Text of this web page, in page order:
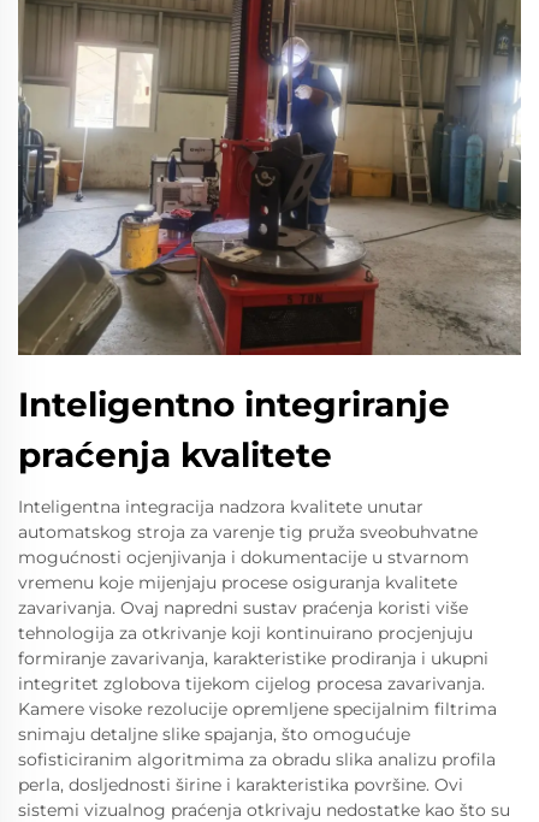
Inteligentno integriranje
praćenja kvalitete
Inteligentna integracija nadzora kvalitete unutar
automatskog stroja za varenje tig pruža sveobuhvatne
mogućnosti ocjenjivanja i dokumentacije u stvarnom
vremenu koje mijenjaju procese osiguranja kvalitete
zavarivanja. Ovaj napredni sustav praćenja koristi više
tehnologija za otkrivanje koji kontinuirano procjenjuju
formiranje zavarivanja, karakteristike prodiranja i ukupni
integritet zglobova tijekom cijelog procesa zavarivanja.
Kamere visoke rezolucije opremljene specijalnim filtrima
snimaju detaljne slike spajanja, što omogućuje
sofisticiranim algoritmima za obradu slika analizu profila
perla, dosljednosti širine i karakteristika površine. Ovi
sistemi vizualnog praćenja otkrivaju nedostatke kao što su